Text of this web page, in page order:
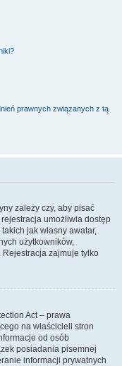
prawnych związanych z tą
zależy czy, aby pisać
umożliwia dostęp
jak własny awatar,
użytkowników,
zajmuje tylko
Act – prawa
na właścicieli stron
od osób
posiadania pisemnej
informacji prywatnych